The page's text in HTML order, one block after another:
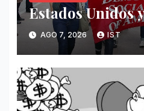
Estados Unidos
AGO 7, 2026 IST